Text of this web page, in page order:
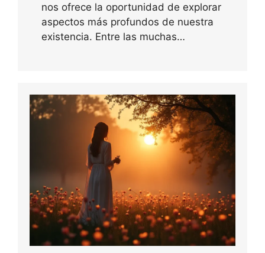
nos ofrece la oportunidad de explorar
aspectos más profundos de nuestra
existencia. Entre las muchas…